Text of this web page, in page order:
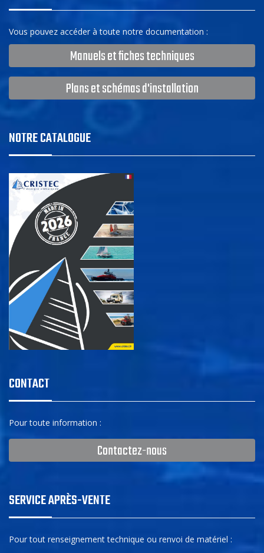
Vous pouvez accéder à toute notre documentation :
Manuels et fiches techniques
Plans et schémas d'installation
NOTRE CATALOGUE
CONTACT
Pour toute information :
Contactez-nous
SERVICE APRÈS-VENTE
Pour tout renseignement technique ou renvoi de matériel :